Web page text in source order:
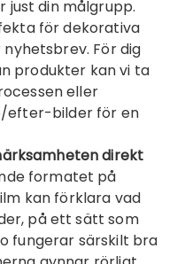
just din målgrupp.
för dekorativa
För dig
produkter kan vi ta
eller
efter-bilder för en
direkt
formatet på
kan förklara vad
på ett sätt som
fungerar särskilt bra